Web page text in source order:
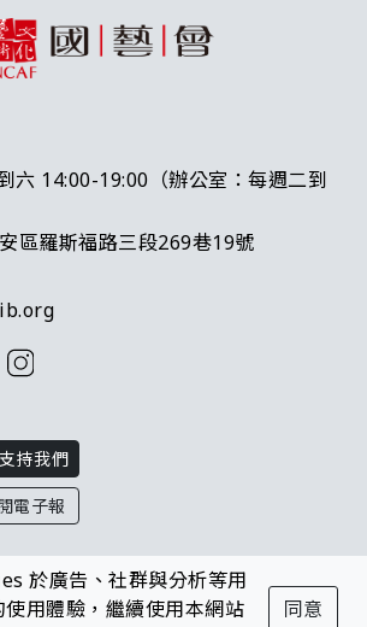
六 14:00-19:00（辦公室：每週二到
區羅斯福路三段269巷19號
支持我們
電子報
於廣告、社群與分析等用
用體驗，繼續使用本網站
同意